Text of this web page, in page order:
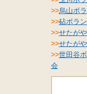
>>烏山ボ
>>砧ボラ
>>せたが
>>せたが
>>世田谷
会